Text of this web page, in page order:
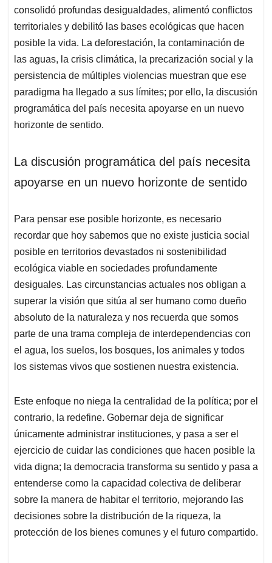
consolidó profundas desigualdades, alimentó conflictos
territoriales y debilitó las bases ecológicas que hacen
posible la vida. La deforestación, la contaminación de
las aguas, la crisis climática, la precarización social y la
persistencia de múltiples violencias muestran que ese
paradigma ha llegado a sus límites; por ello, la discusión
programática del país necesita apoyarse en un nuevo
horizonte de sentido.
La discusión programática del país necesita
apoyarse en un nuevo horizonte de sentido
Para pensar ese posible horizonte, es necesario
recordar que hoy sabemos que no existe justicia social
posible en territorios devastados ni sostenibilidad
ecológica viable en sociedades profundamente
desiguales. Las circunstancias actuales nos obligan a
superar la visión que sitúa al ser humano como dueño
absoluto de la naturaleza y nos recuerda que somos
parte de una trama compleja de interdependencias con
el agua, los suelos, los bosques, los animales y todos
los sistemas vivos que sostienen nuestra existencia.
Este enfoque no niega la centralidad de la política; por el
contrario, la redefine. Gobernar deja de significar
únicamente administrar instituciones, y pasa a ser el
ejercicio de cuidar las condiciones que hacen posible la
vida digna; la democracia transforma su sentido y pasa a
entenderse como la capacidad colectiva de deliberar
sobre la manera de habitar el territorio, mejorando las
decisiones sobre la distribución de la riqueza, la
protección de los bienes comunes y el futuro compartido.